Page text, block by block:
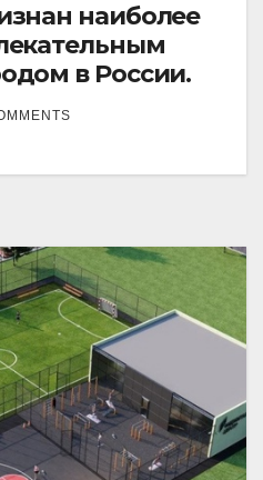
наиболее
в России.